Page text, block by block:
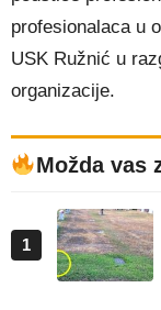
profesionalaca u
USK Ružnić u
organizacije.
Možda vas
1